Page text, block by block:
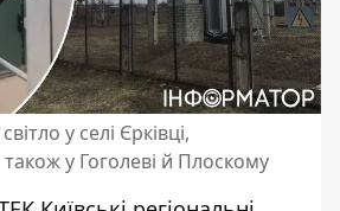
у селі Єрківці,
у Гоголеві й Плоскому